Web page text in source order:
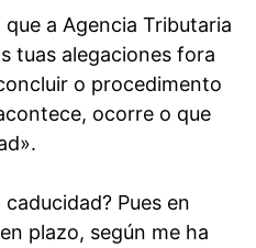
a Agencia Tributaria
tuas alegaciones fora
o procedimento
ocorre o que
Pues en
plazo, según me ha